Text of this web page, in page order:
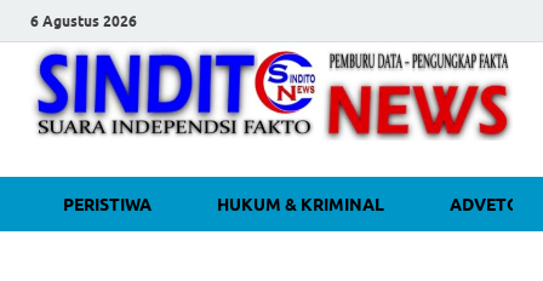
6 Agustus 2026
Media Independen Faktual dan
Terpercaya
PERISTIWA HUKUM & KRIMINAL